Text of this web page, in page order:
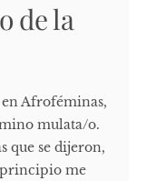
de la
Afroféminas,
mulata/o.
que se dijeron,
me